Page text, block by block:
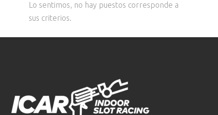
Lo sentimos, no hay puestos corresponde a
sus criterios.